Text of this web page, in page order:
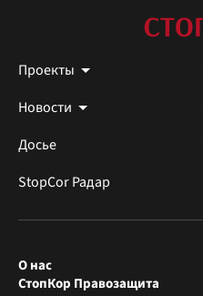
Проекты
Новости
Досье
StopCor Радар
О нас
СтопКор Правозащита